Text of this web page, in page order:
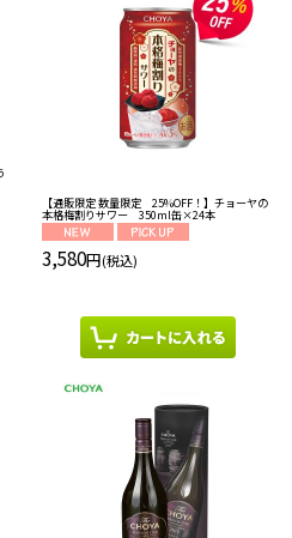
絞り込む【通販限定 数量限定 25%OFF！】チョーヤの
本格梅割りサワー 350ml缶×24本
3,580円(税込)